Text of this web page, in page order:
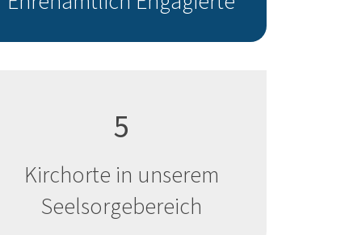
5
Kirchorte in unserem
Seelsorgebereich